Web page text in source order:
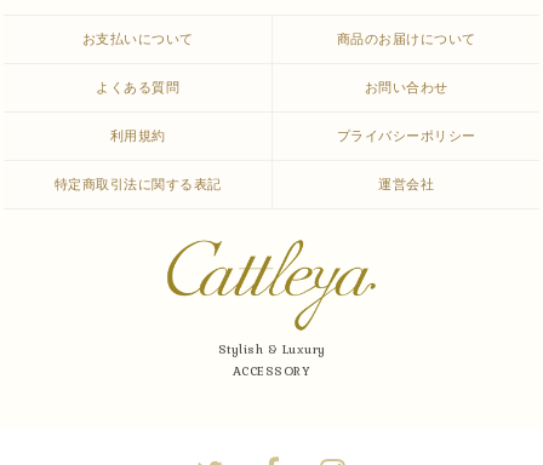
お支払いについて 商品のお届けについて
よくある質問 お問い合わせ
利用規約 プライバシーポリシー
特定商取引法に関する表記 運営会社
Stylish & Luxury
ACCESSORY